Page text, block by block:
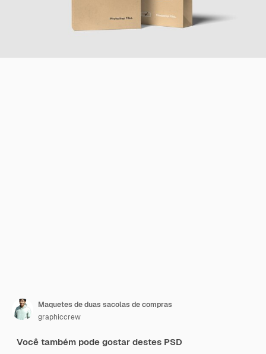
Maquetes de duas sacolas de compras
graphiccrew
Você também pode gostar destes PSD